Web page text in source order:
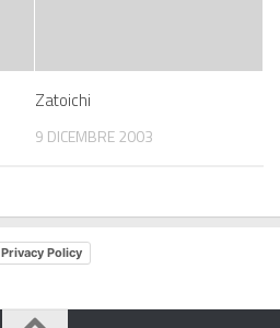
Zatoichi
9 DICEMBRE 2003
Privacy Policy